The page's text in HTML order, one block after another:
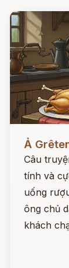
Đọc ngay
Ả
Câu
tính và
uống
ông chủ
khách